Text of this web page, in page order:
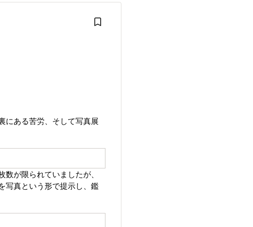
にある苦労、そして写真展
が限られていましたが、
写真という形で提示し、鑑